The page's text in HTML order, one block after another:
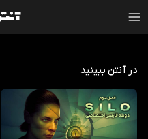
در آنتن ببینید